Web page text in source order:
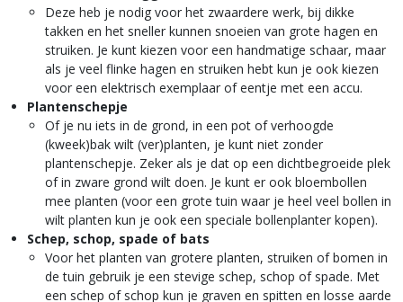
Deze heb je nodig voor het zwaardere werk, bij dikke
takken en het sneller kunnen snoeien van grote hagen en
struiken. Je kunt kiezen voor een handmatige schaar, maar
als je veel flinke hagen en struiken hebt kun je ook kiezen
voor een elektrisch exemplaar of eentje met een accu.
Plantenschepje
Of je nu iets in de grond, in een pot of verhoogde
(kweek)bak wilt (ver)planten, je kunt niet zonder
plantenschepje. Zeker als je dat op een dichtbegroeide plek
of in zware grond wilt doen. Je kunt er ook bloembollen
mee planten (voor een grote tuin waar je heel veel bollen in
wilt planten kun je ook een speciale bollenplanter kopen).
Schep, schop, spade of bats
Voor het planten van grotere planten, struiken of bomen in
de tuin gebruik je een stevige schep, schop of spade. Met
een schep of schop kun je graven en spitten en losse aarde